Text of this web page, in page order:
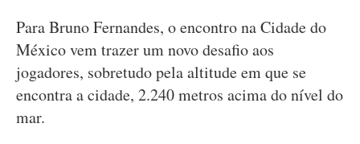
Para Bruno Fernandes, o encontro na Cidade do
México vem trazer um novo desafio aos
jogadores, sobretudo pela altitude em que se
encontra a cidade, 2.240 metros acima do nível do
mar.